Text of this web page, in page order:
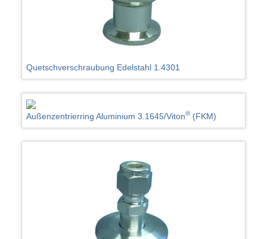
Quetschverschraubung Edelstahl 1.4301
Außenzentrierring Aluminium 3.1645/Viton® (FKM)